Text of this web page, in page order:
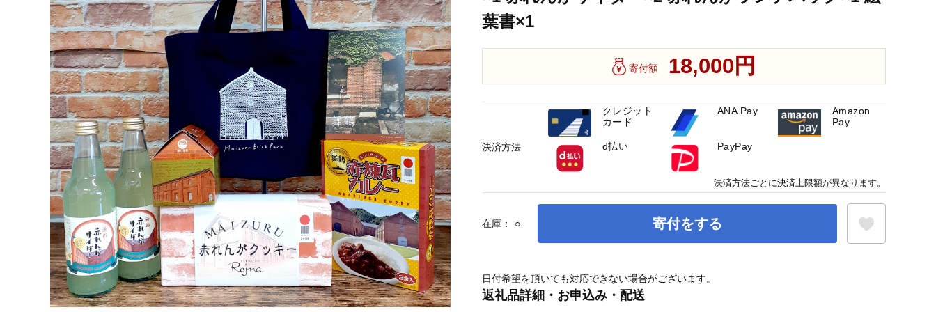
葉書×1
寄付額 18,000円
在庫： ○ 寄付をする
日付希望を頂いても対応できない場合がございます。
返礼品詳細・お申込み・配送
決済方法
クレジット
カード
ANA Pay
Amazon
Pay
d払い PayPay
決済方法ごとに決済上限額が異なります。